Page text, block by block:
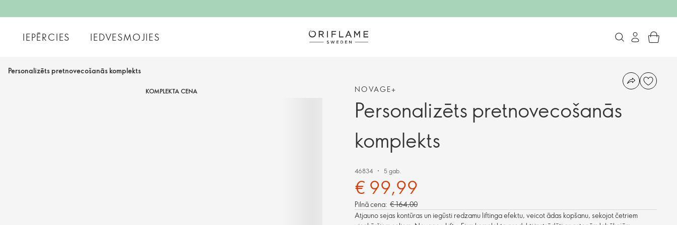
IEPĒRCIES IEDVESMOJIES
Personalizēts pretnovecošanās komplekts
KOMPLEKTA CENA NOVAGE+
Personalizēts pretnovecošanās
komplekts
46834 5 gab.
€ 99,99
Pilnā cena: € 164,00
Atjauno sejas kontūras un iegūsti redzamu liftinga efektu, veicot ādas kopšanu, sekojot četriem